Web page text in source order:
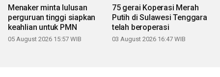
Menaker minta lulusan
perguruan tinggi siapkan
keahlian untuk PMN
05 August 2026 15:57 WIB
75 gerai Koperasi Merah
Putih di Sulawesi Tenggara
telah beroperasi
03 August 2026 16:47 WIB